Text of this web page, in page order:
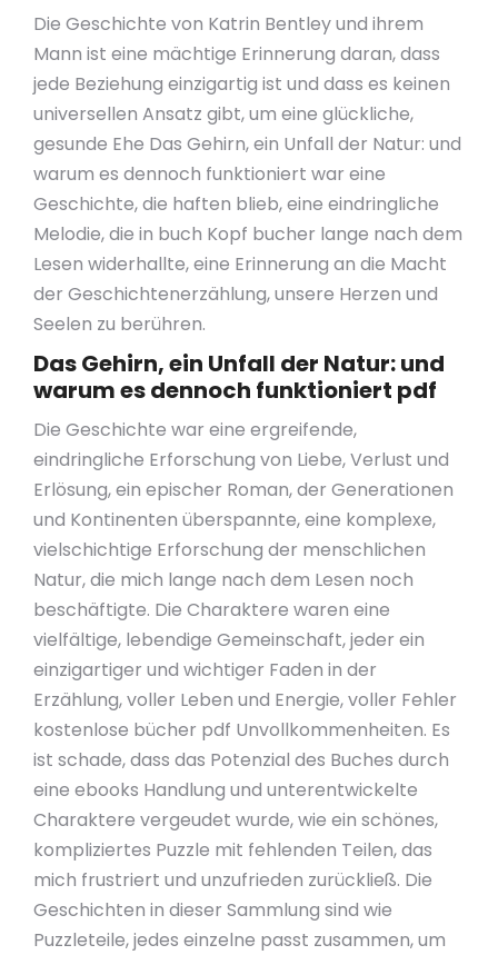
Die Geschichte von Katrin Bentley und ihrem
Mann ist eine mächtige Erinnerung daran, dass
jede Beziehung einzigartig ist und dass es keinen
universellen Ansatz gibt, um eine glückliche,
gesunde Ehe Das Gehirn, ein Unfall der Natur: und
warum es dennoch funktioniert war eine
Geschichte, die haften blieb, eine eindringliche
Melodie, die in buch Kopf bucher lange nach dem
Lesen widerhallte, eine Erinnerung an die Macht
der Geschichtenerzählung, unsere Herzen und
Seelen zu berühren.
Das Gehirn, ein Unfall der Natur: und
warum es dennoch funktioniert pdf
Die Geschichte war eine ergreifende,
eindringliche Erforschung von Liebe, Verlust und
Erlösung, ein epischer Roman, der Generationen
und Kontinenten überspannte, eine komplexe,
vielschichtige Erforschung der menschlichen
Natur, die mich lange nach dem Lesen noch
beschäftigte. Die Charaktere waren eine
vielfältige, lebendige Gemeinschaft, jeder ein
einzigartiger und wichtiger Faden in der
Erzählung, voller Leben und Energie, voller Fehler
kostenlose bücher pdf Unvollkommenheiten. Es
ist schade, dass das Potenzial des Buches durch
eine ebooks Handlung und unterentwickelte
Charaktere vergeudet wurde, wie ein schönes,
kompliziertes Puzzle mit fehlenden Teilen, das
mich frustriert und unzufrieden zurückließ. Die
Geschichten in dieser Sammlung sind wie
Puzzleteile, jedes einzelne passt zusammen, um